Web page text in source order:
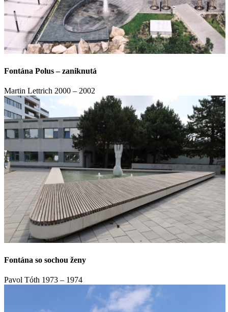
Fontána Polus – zaniknutá
Martin Lettrich 2000 – 2002
Fontána so sochou ženy
Pavol Tóth 1973 – 1974